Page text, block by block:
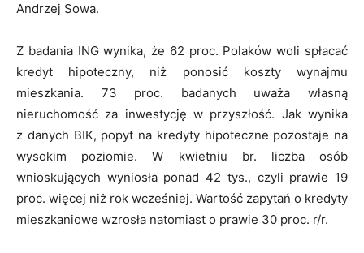
Andrzej Sowa.
Z badania ING wynika, że 62 proc. Polaków woli spłacać
kredyt hipoteczny, niż ponosić koszty wynajmu
mieszkania. 73 proc. badanych uważa własną
nieruchomość za inwestycję w przyszłość. Jak wynika
z danych BIK, popyt na kredyty hipoteczne pozostaje na
wysokim poziomie. W kwietniu br. liczba osób
wnioskujących wyniosła ponad 42 tys., czyli prawie 19
proc. więcej niż rok wcześniej. Wartość zapytań o kredyty
mieszkaniowe wzrosła natomiast o prawie 30 proc. r/r.